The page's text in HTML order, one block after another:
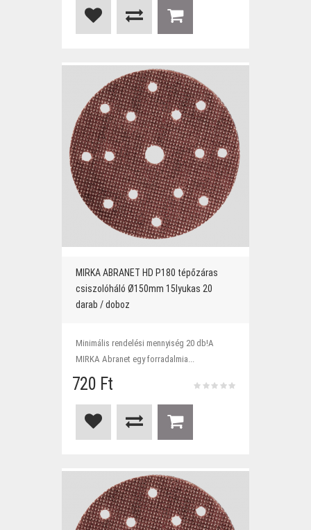
MIRKA ABRANET HD P180 tépőzáras
csiszolóháló Ø150mm 15lyukas 20
darab / doboz
Minimális rendelési mennyiség 20 db!A
MIRKA Abranet egy forradalmia...
720 Ft